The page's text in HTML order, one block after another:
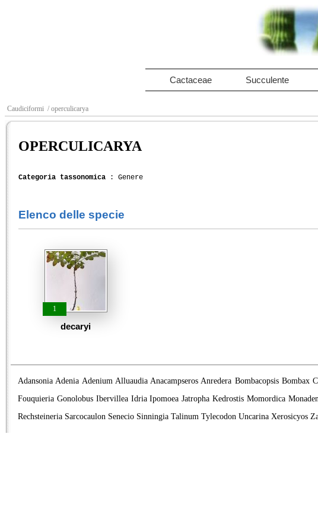
Cactaceae Succulente
Caudiciformi / operculicarya
OPERCULICARYA
Categoria tassonomica : Genere
Elenco delle specie
1
decaryi
Adansonia Adenia Adenium Alluaudia Anacampseros Anredera Bombacopsis Bombax
Fouquieria Gonolobus Ibervillea Idria Ipomoea Jatropha Kedrostis Momordica
Rechsteineria Sarcocaulon Senecio Sinningia Talinum Tylecodon Uncarina Xerosicyos